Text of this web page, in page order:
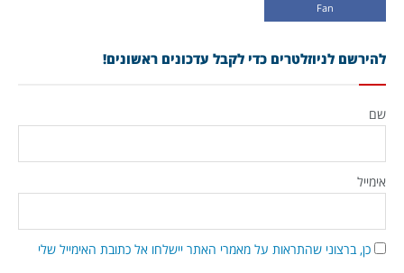
Fan
להירשם לניוזלטרים כדי לקבל עדכונים ראשונים!
שם
אימייל
כן, ברצוני שהתראות על מאמרי האתר יישלחו אל כתובת האימייל שלי